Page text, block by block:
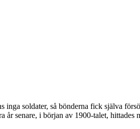
soldater, så bönderna fick själva
senare, i början av 1900-talet, hittades